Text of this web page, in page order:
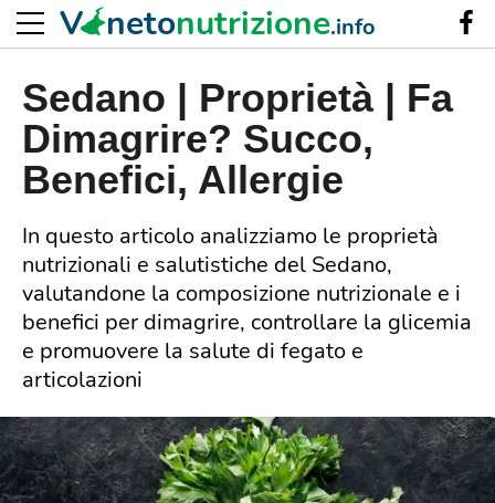
Sedano | Proprietà | Fa
Dimagrire? Succo,
Benefici, Allergie
In questo articolo analizziamo le proprietà
nutrizionali e salutistiche del Sedano,
valutandone la composizione nutrizionale e i
benefici per dimagrire, controllare la glicemia
e promuovere la salute di fegato e
articolazioni
V netonutrizione.info